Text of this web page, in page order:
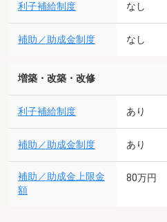
利子補給制度 なし
補助／助成金制度 なし
増築・改築・改修
利子補給制度 あり
補助／助成金制度 あり
補助／助成金上限金
額
80万円